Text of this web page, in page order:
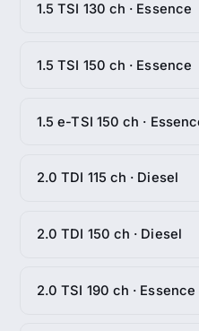
1.5 TSI 130 ch · Essence
1.5 TSI 150 ch · Essence
1.5 e-TSI 150 ch ·
2.0 TDI 115 ch · Diesel
2.0 TDI 150 ch · Diesel
2.0 TSI 190 ch · Essence